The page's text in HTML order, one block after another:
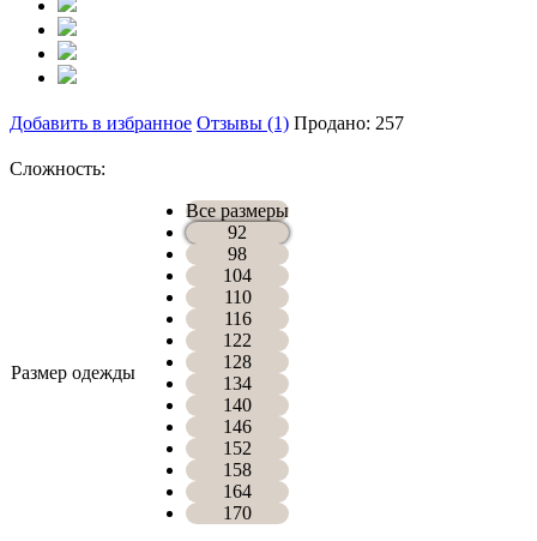
Добавить в избранное Отзывы (1) Продано: 257
Сложность:
Размер одежды
Все размеры
92
98
104
110
116
122
128
134
140
146
152
158
164
170